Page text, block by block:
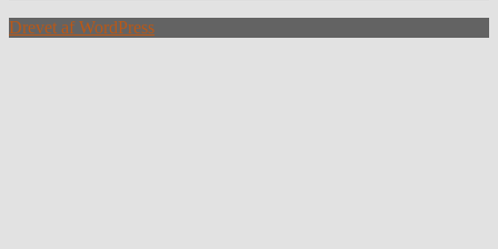
Drevet af WordPress